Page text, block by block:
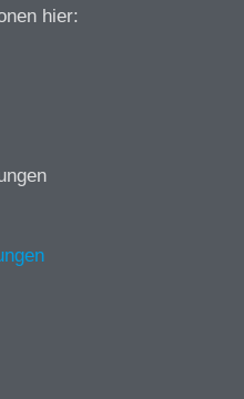
hier: